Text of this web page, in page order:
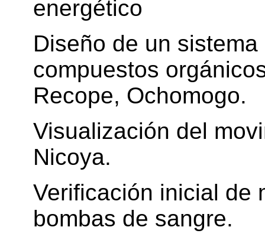
energético
Diseño de un
compuestos
Recope, Ochomogo.
Visualización del
Nicoya.
Verificación inicial de
bombas de sangre.